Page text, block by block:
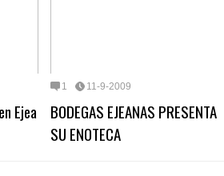
Ejea
1 11-9-2009
BODEGAS EJEANAS PRESENTA
SU ENOTECA